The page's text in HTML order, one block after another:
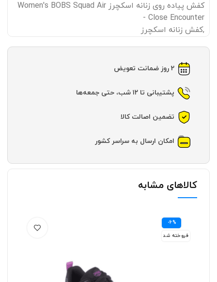
کفش پیاده روی زنانه اسکچرز Women's BOBS Squad Air
- Close Encounter
,کفش زنانه اسکچرز
2 روز ضمانت تعویض
پشتیبانی تا ۱۲ شب، حتی جمعه‌ها
تضمین اصالت کالا
امکان ارسال به سراسر کشور
کالاهای مشابه
-6%
فروخته شد